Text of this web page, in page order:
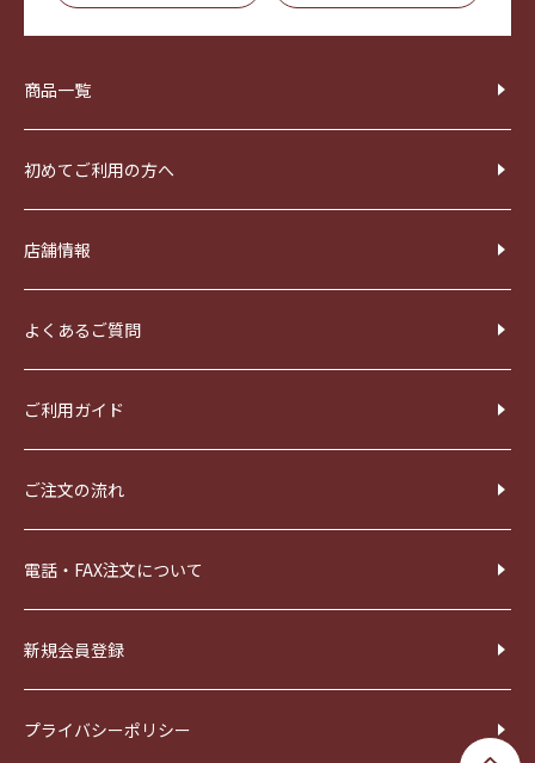
商品一覧
初めてご利用の方へ
店舗情報
よくあるご質問
ご利用ガイド
ご注文の流れ
電話・FAX注文について
新規会員登録
プライバシーポリシー